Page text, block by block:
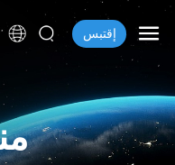
إقتبس